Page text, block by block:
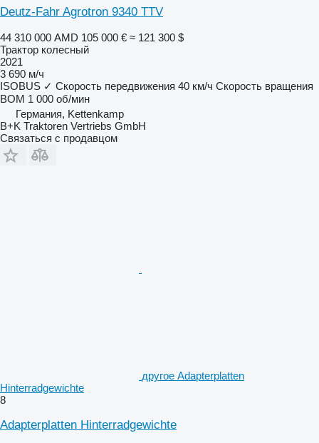
Deutz-Fahr Agrotron 9340 TTV
44 310 000 AMD 105 000 € ≈ 121 300 $
Трактор колесный
2021
3 690 м/ч
ISOBUS ✓ Скорость передвижения 40 км/ч Скорость вращения
ВОМ 1 000 об/мин
Германия, Kettenkamp
B+K Traktoren Vertriebs GmbH
Связаться с продавцом
другое Adapterplatten
Hinterradgewichte
8
Adapterplatten Hinterradgewichte